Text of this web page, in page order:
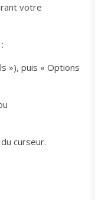
votre
»), puis « Options
curseur.